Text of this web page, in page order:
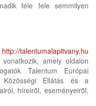
féle fele semmilyen
http://talentumalapitvany.hu
amely oldalon
Talentum Európai
Közösségi Ellátás és a
híreirõl, eseményeirõl,